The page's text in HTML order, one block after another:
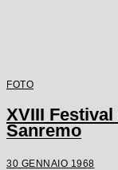
FOTO
XVIII
Sanremo
30 GENNAIO 1968